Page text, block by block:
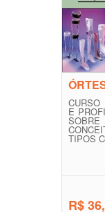
CURSO
E
TIPOS
R$